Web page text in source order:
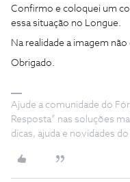
Confirmo e coloquei um
essa situação no Longue.
Na realidade a imagem
Obrigado.
Ajude a comunidade do
Resposta” nas soluções
dicas, ajuda e novidades